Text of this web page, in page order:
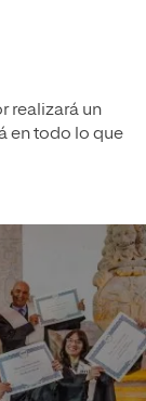
realizará un
en todo lo que